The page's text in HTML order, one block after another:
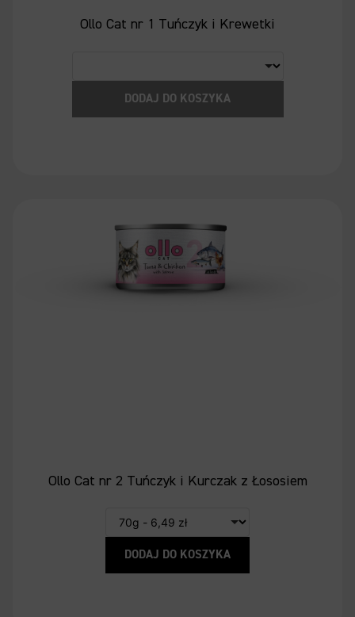
Ollo Cat nr 1 Tuńczyk i Krewetki
DODAJ DO KOSZYKA
Ollo Cat nr 2 Tuńczyk i Kurczak z Łososiem
DODAJ DO KOSZYKA